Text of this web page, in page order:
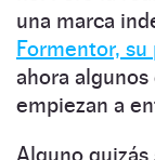
una marca
Formentor,
ahora
empiezan a
Alguno